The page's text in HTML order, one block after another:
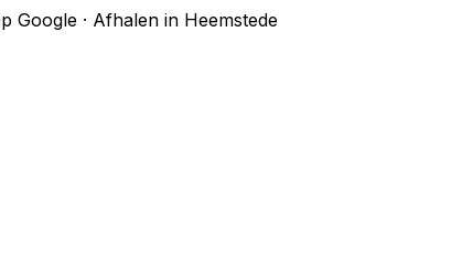
Google · Afhalen in Heemstede